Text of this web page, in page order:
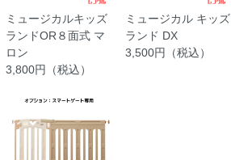
ミュージカルキッズ
ランドOR８面式 マ
ロン
3,800円（税込）
ミュージカル キッズ
ランド DX
3,500円（税込）